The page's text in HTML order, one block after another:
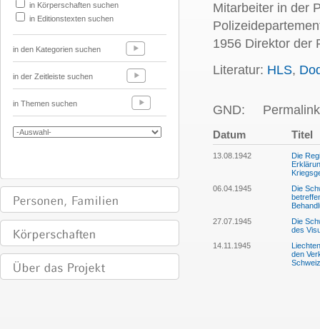
in Körperschaften suchen
in Editionstexten suchen
in den Kategorien suchen
in der Zeitleiste suchen
in Themen suchen
Mitarbeiter in der
1956 Direktor der
Literatur: HLS,
GND:
Datum Titel
13.08.1942
Die
06.04.1945
Die
27.07.1945
Die
des
14.11.1945
den
Schweiz